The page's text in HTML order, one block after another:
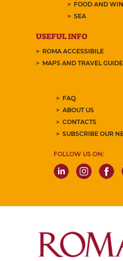
FOOD AND
SEA
USEFUL INFO
ROMA ACCESSIBILE
MAPS AND TRAVEL
FAQ
ABOUT US
CONTACTS
SUBSCRIBE OUR
FOLLOW US ON: